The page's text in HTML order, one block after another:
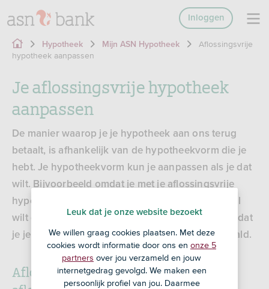
Inloggen
Hypotheek Mijn ASN Hypotheek
Aflossingsvrije
hypotheek aanpassen
Je aflossingsvrije hypotheek
aanpassen
De manier waarop je je hypotheek aan ons terug
betaalt, is afhankelijk van de hypotheekvorm die je
hebt. Je hypotheekvorm kun je aanpassen als je dat
wilt. Bijvoorbeeld omdat je met je aflossingsvrije
hypotheek nu niet elke maand aflost en je dat wel
wilt gaan doen. Of omdat je er zeker van wilt zijn dat
je je hypotheek op de einddatum hebt terugbetaald.
Aflossingsvrije hypotheek aflossen of
Leuk dat je onze website bezoekt
We willen graag cookies plaatsen. Met deze
cookies wordt informatie door ons en onze 5
partners over jou verzameld en jouw
internetgedrag gevolgd. We maken een
persoonlijk profiel van jou. Daarmee